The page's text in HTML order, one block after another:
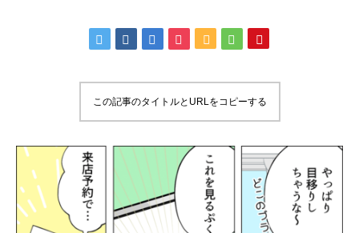
この記事のタイトルとURLをコピーする